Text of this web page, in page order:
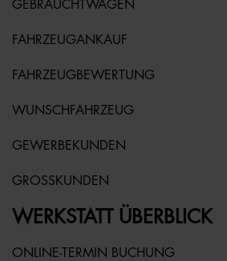
GEBRAUCHTWAGEN
FAHRZEUGANKAUF
FAHRZEUGBEWERTUNG
WUNSCHFAHRZEUG
GEWERBEKUNDEN
GROSSKUNDEN
WERKSTATT ÜBERBLICK
ONLINE-TERMIN BUCHUNG